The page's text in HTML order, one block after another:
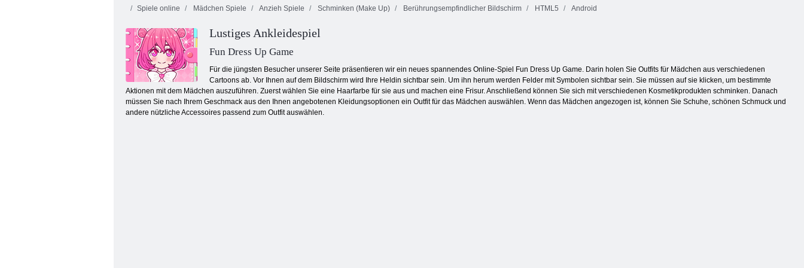
Weihnachtsfeier Mädchen
Schmetterlings
Kyodai HD
Spiele online Mädchen Spiele Anzieh Spiele Schminken (Make Up) Berührungsempfindlicher Bildschirm HTML5 Android
Lustiges Ankleidespiel
Fun Dress Up Game
Für die jüngsten Besucher unserer Seite präsentieren wir ein neues spannendes Online-Spiel Fun Dress Up Game. Darin holen Sie Outfits für Mädchen aus verschiedenen
Cartoons ab. Vor Ihnen auf dem Bildschirm wird Ihre Heldin sichtbar sein. Um ihn herum werden Felder mit Symbolen sichtbar sein. Sie müssen auf sie klicken, um bestimmte
Aktionen mit dem Mädchen auszuführen. Zuerst wählen Sie eine Haarfarbe für sie aus und machen eine Frisur. Anschließend können Sie sich mit verschiedenen Kosmetikprodukten schminken. Danach
müssen Sie nach Ihrem Geschmack aus den Ihnen angebotenen Kleidungsoptionen ein Outfit für das Mädchen auswählen. Wenn das Mädchen angezogen ist, können Sie Schuhe, schönen Schmuck und
andere nützliche Accessoires passend zum Outfit auswählen.